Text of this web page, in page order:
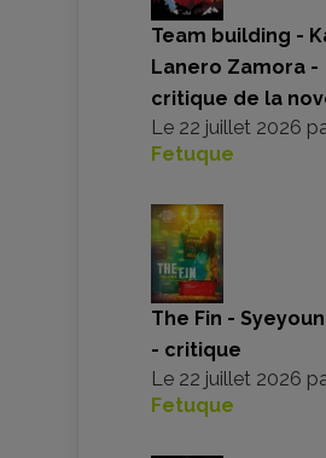
Team building -
Lanero Zamora -
critique de la
Le 22 juillet 2026
Fetuque
The Fin -
- critique
Le 22 juillet 2026
Fetuque